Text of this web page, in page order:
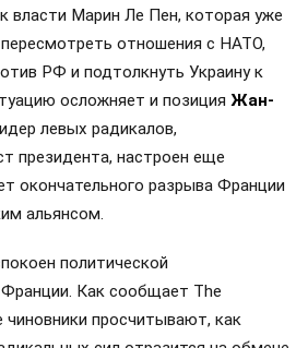
власти Марин Ле Пен, которая уже
отношения с НАТО,
РФ и подтолкнуть Украину к
осложняет и позиция Жан-
левых радикалов,
президента, настроен еще
окончательного разрыва Франции
альянсом.
политической
Как сообщает The
чиновники просчитывают, как